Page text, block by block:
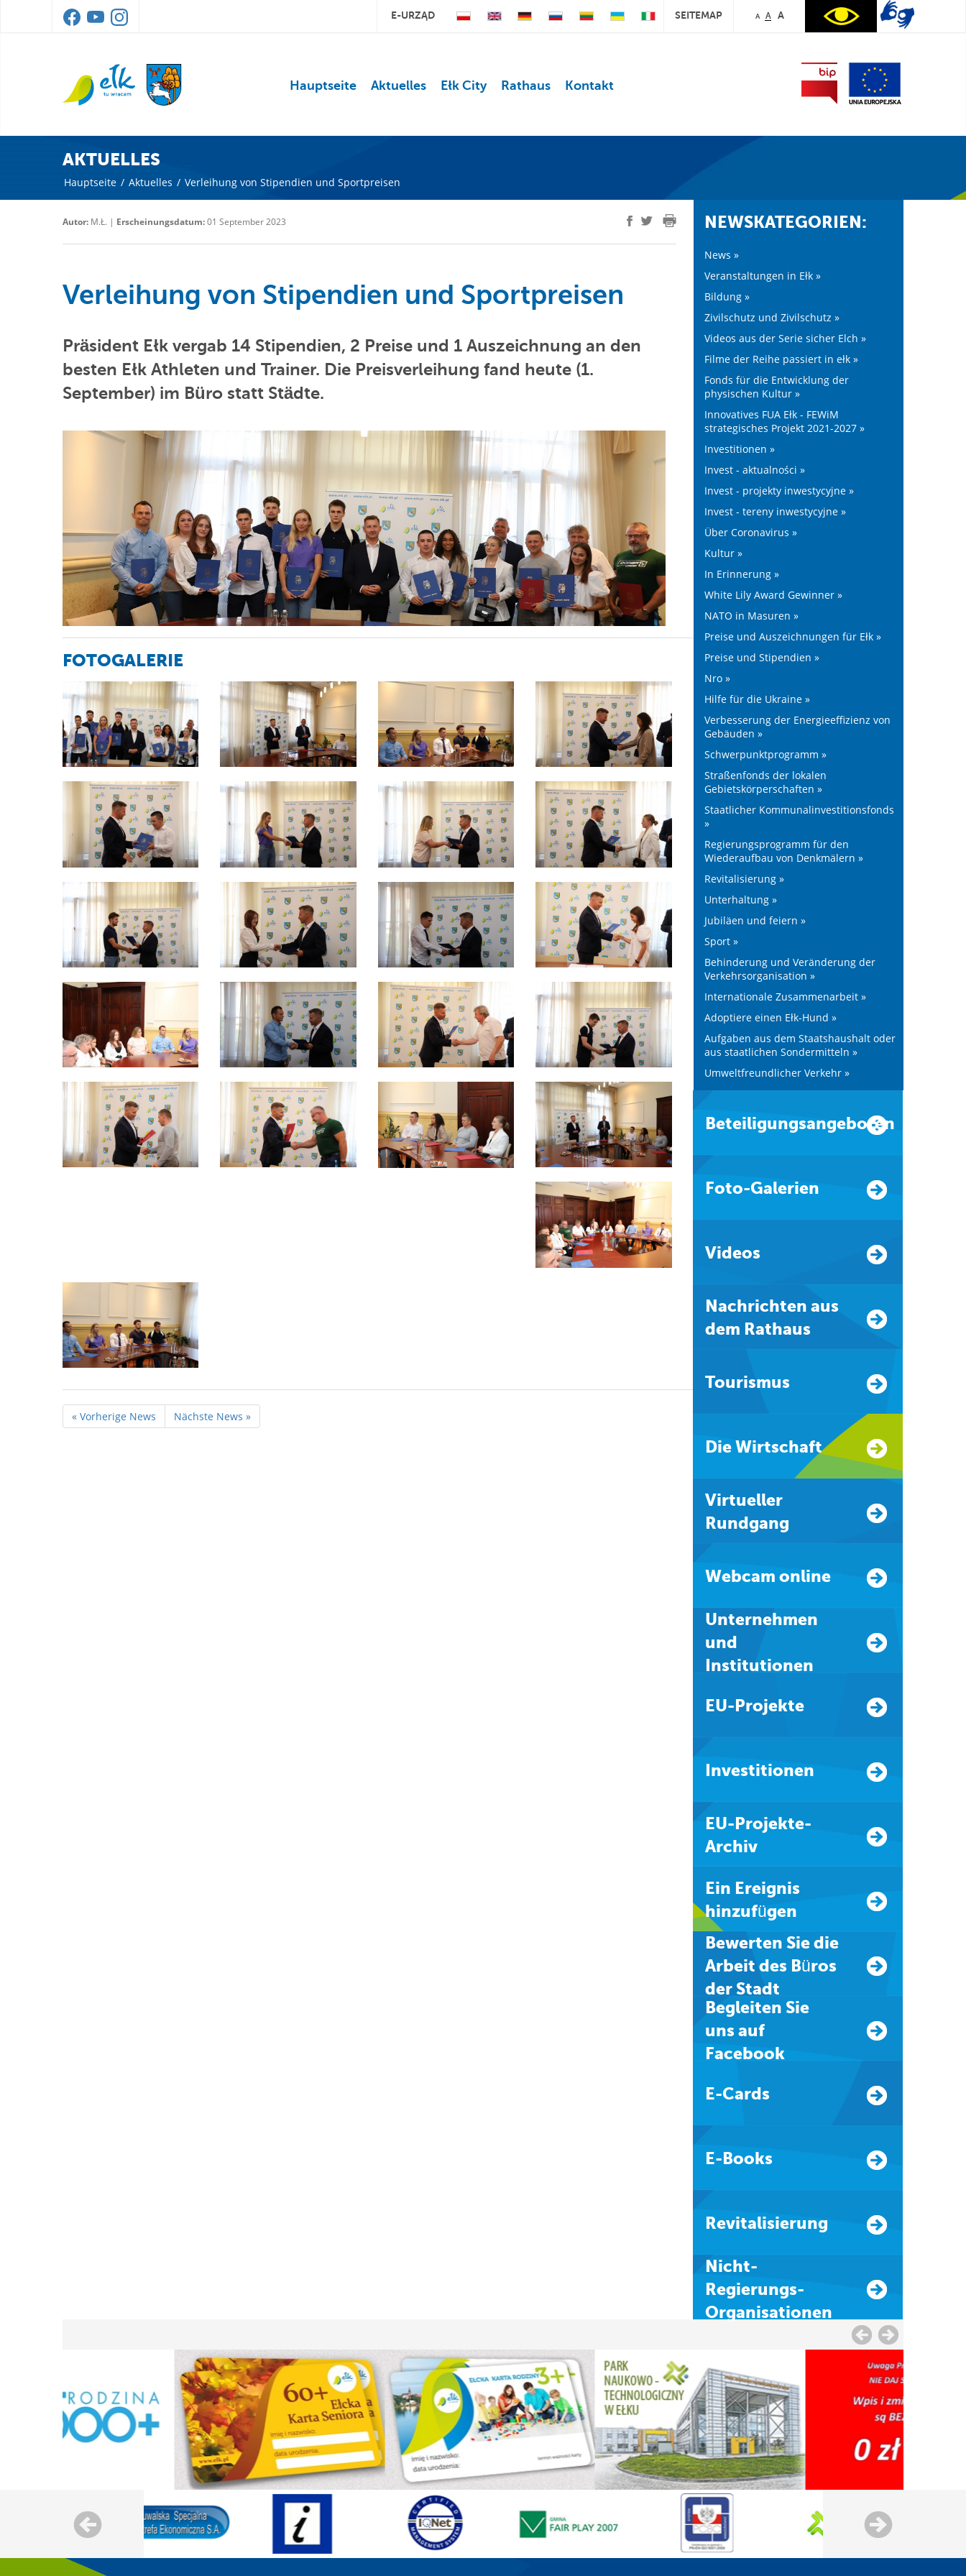
E-URZĄD SEITEMAP A A A
Hauptseite Aktuelles Ełk City Rathaus Kontakt
AKTUELLES
Hauptseite / Aktuelles / Verleihung von Stipendien und Sportpreisen
Autor: M.Ł. | Erscheinungsdatum:01 September 2023
Verleihung von Stipendien und Sportpreisen
Präsident Ełk vergab 14 Stipendien, 2 Preise und 1 Auszeichnung an den
besten Ełk Athleten und Trainer. Die Preisverleihung fand heute (1.
September) im Büro statt Städte.
FOTOGALERIE
« Vorherige News Nächste News »
NEWSKATEGORIEN:
News »
Veranstaltungen in Ełk »
Bildung »
Zivilschutz und Zivilschutz »
Videos aus der Serie sicher Elch »
Filme der Reihe passiert in ełk »
Fonds für die Entwicklung der
physischen Kultur »
Innovatives FUA Ełk - FEWiM
strategisches Projekt 2021-2027 »
Investitionen »
Invest - aktualności »
Invest - projekty inwestycyjne »
Invest - tereny inwestycyjne »
Über Coronavirus »
Kultur »
In Erinnerung »
White Lily Award Gewinner »
NATO in Masuren »
Preise und Auszeichnungen für Ełk »
Preise und Stipendien »
Nro »
Hilfe für die Ukraine »
Verbesserung der Energieeffizienz von
Gebäuden »
Schwerpunktprogramm »
Straßenfonds der lokalen
Gebietskörperschaften »
Staatlicher Kommunalinvestitionsfonds
»
Regierungsprogramm für den
Wiederaufbau von Denkmälern »
Revitalisierung »
Unterhaltung »
Jubiläen und feiern »
Sport »
Behinderung und Veränderung der
Verkehrsorganisation »
Internationale Zusammenarbeit »
Adoptiere einen Ełk-Hund »
Aufgaben aus dem Staatshaushalt oder
aus staatlichen Sondermitteln »
Umweltfreundlicher Verkehr »
Beteiligungsangeboten
Foto-Galerien
Videos
Nachrichten aus
dem Rathaus
Tourismus
Die Wirtschaft
Virtueller
Rundgang
Webcam online
Unternehmen
und
Institutionen
EU-Projekte
Investitionen
EU-Projekte-
Archiv
Ein Ereignis
hinzufügen
Bewerten Sie die
Arbeit des Büros
der Stadt
Begleiten Sie
uns auf
Facebook
E-Cards
E-Books
Revitalisierung
Nicht-
Regierungs-
Organisationen